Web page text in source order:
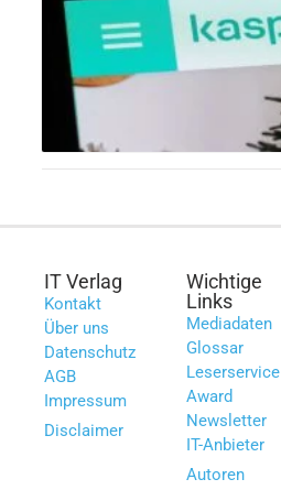
IT Verlag
Kontakt
Über uns
Datenschutz
AGB
Impressum
Disclaimer
Wichtige
Links
Mediadaten
Glossar
Leserservice
Award
Newsletter
IT-Anbieter
Autoren